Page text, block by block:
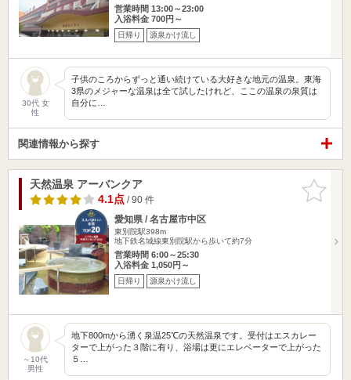
営業時間 13:00～23:00
入浴料金 700円～
日帰り 源泉かけ流し
30代 女
性
子供のころからずっと通い続けている大好きな地元の温泉。東海
3県のメジャーな温泉は全て試したけれど、ここの温泉の泉質は
自分に…
関連情報から探す
お気に入
りに追加
天然温泉 アーバンクア
4.1点/ 90 件
愛知県 / 名古屋市中区
東別院駅398m
地下鉄名城線東別院駅から歩いて約7分
営業時間 6:00～25:30
入浴料金 1,050円～
日帰り 源泉かけ流し
～10代
男性
地下800mから湧く泉温25℃の天然温泉です。受付はエスカレー
ターで上がった３階に有り、浴場は更にエレベーターで上がった
５…